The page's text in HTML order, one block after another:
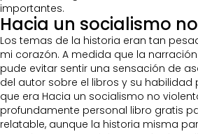
importantes.
Hacia un socialismo
Los temas de la historia eran tan
mi corazón. A medida que la
pude evitar sentir una sensación de
del autor sobre el libros y su habilidad
que era Hacia un socialismo no
profundamente personal libro gratis
relatable, aunque la historia misma